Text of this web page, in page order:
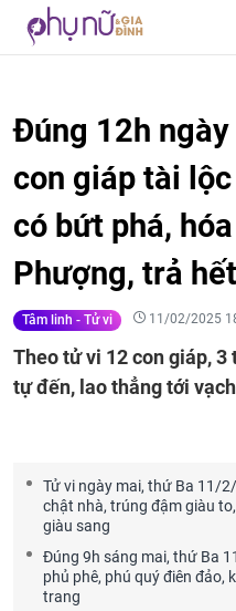
Đúng 12h
con giáp tài
có bứt phá,
Phượng, trả
Tâm linh - Tử vi 11/02/2025
Theo tử vi 12 con giáp,
tự đến, lao thẳng tới
Tử vi ngày mai, thứ Ba 11/
chật nhà, trúng đậm giàu
giàu sang
Đúng 9h sáng mai, thứ Ba
phủ phê, phú quý điên đảo,
trang